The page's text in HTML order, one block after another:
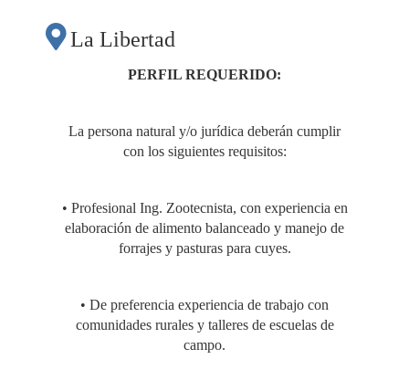
ALIMENTACIÓN EN
CUYES, EN EL
MARCO DEL
“INICIATIVAS
INNOVADORAS
PARA EL
La Libertad
PERFIL REQUERIDO:
La persona natural y/o jurídica deberán cumplir
con los siguientes requisitos:
• Profesional Ing. Zootecnista, con experiencia en
elaboración de alimento balanceado y manejo de
forrajes y pasturas para cuyes.
• De preferencia experiencia de trabajo con
comunidades rurales y talleres de escuelas de
campo.